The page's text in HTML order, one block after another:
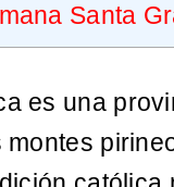
Santa
es una
montes